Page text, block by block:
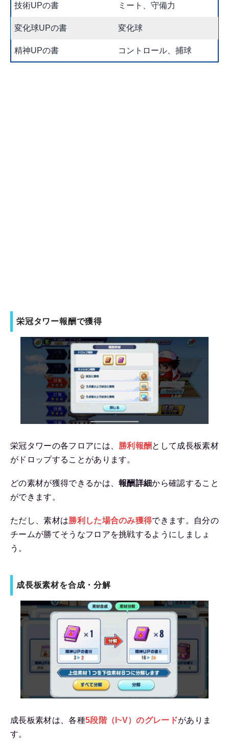
技術UPの書 ミート、守備力
変化球UPの書 変化球
精神UPの書 コントロール、捕球
栄冠タワー報酬で獲得
栄冠タワーの各フロアには、 勝利報酬 として成長板素材
がドロップすることがあります。
どの素材が獲得できるかは、報酬詳細から確認すること
ができます。
ただし、素材は勝利した場合のみ獲得できます。自分の
チームが勝てそうなフロアを挑戦するようにしましょ
う。
成長板素材を合成・分解
成長板素材は、各種5段階（I~V）のグレードがありま
す。